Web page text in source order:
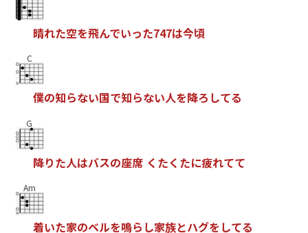
晴れた空を飛んでいった747は今頃
C
僕の知らない国で知らない人を降ろ してる
G
降りた人はバスの座席 く たく たに疲れてて
Am
着いた家のベルを鳴ら し家族とハグをしてる